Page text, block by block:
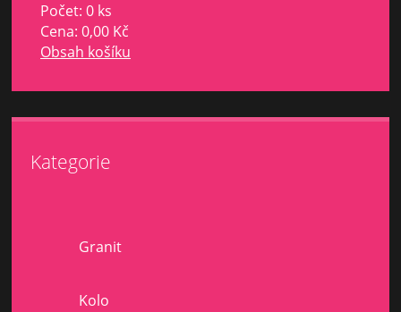
Počet: 0 ks
Cena: 0,00 Kč
Obsah košíku
Kategorie
Granit
Kolo